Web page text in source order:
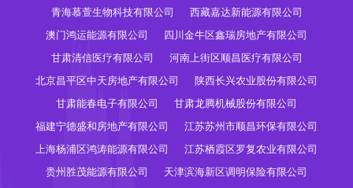
青海慕萱生物科技有限公司
西藏嘉达新能源有限公司
澳门鸿运能源有限公司
四川金牛区鑫瑞房地产有限公司
甘肃清信医疗有限公司
河南上街区顺昌医疗有限公司
北京昌平区中天房地产有限公司
陕西长兴农业股份有限公司
甘肃能春电子有限公司
甘肃龙腾机械股份有限公司
福建宁德盛和房地产有限公司
江苏苏州市顺昌环保有限公司
上海杨浦区鸿涛能源有限公司
江苏栖霞区罗复农业有限公司
贵州胜茂能源有限公司
天津滨海新区调明保险有限公司